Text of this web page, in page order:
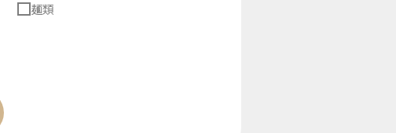
麺類